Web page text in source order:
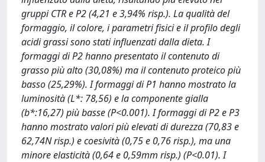
gruppi CTR e P2 (4,21 e 3,94% risp.). La qualità del
formaggio, il colore, i parametri fisici e il profilo degli
acidi grassi sono stati influenzati dalla dieta. I
formaggi di P2 hanno presentato il contenuto di
grasso più alto (30,08%) ma il contenuto proteico più
basso (25,29%). I formaggi di P1 hanno mostrato la
luminosità (L*: 78,56) e la componente gialla
(b*:16,27) più basse (P<0.001). I formaggi di P2 e P3
hanno mostrato valori più elevati di durezza (70,83 e
62,74N risp.) e coesività (0,75 e 0,76 risp.), ma una
minore elasticità (0,64 e 0,59mm risp.) (P<0.01). I